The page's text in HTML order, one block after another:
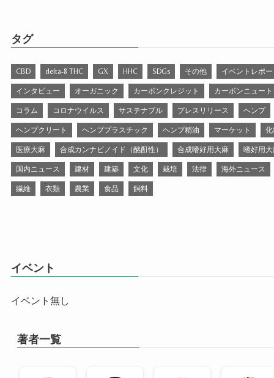
タグ
CBD delta-8 THC GX HHC SDGs その他 イベントレポ
インタビュー オーガニック カーボンクレジット カーボンニュー
コラム コロナウイルス サステナブル プレスリリース ヘンプ
ヘンプクリート ヘンププラスチック ヘンプ精油 マーケット
医療大麻 合成カンナビノイド（酩酊性） 合成嗜好用大麻 嗜好用
国内ニュース 建材 建築 文化 栽培 法律 海外ニュース
繊維 衣類 農業 食品 飼料
イベント
イベント無し
著者一覧